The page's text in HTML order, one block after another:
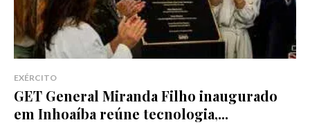
EXÉRCITO
GET General Miranda Filho inaugurado
em Inhoaíba reúne tecnologia,...